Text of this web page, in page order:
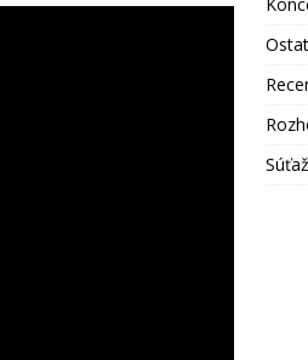
Súťaž